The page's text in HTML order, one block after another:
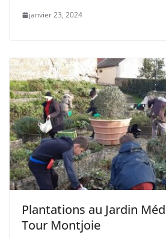
janvier 23, 2024
Plantations au Jardin
Tour Montjoie